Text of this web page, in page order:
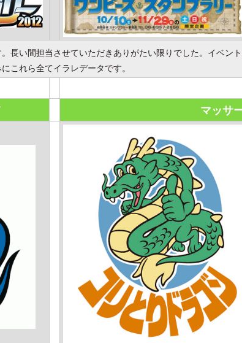
長い間担当させていただきありがたい限りでした。イベン
これら全てイラレデータです。
マッサ